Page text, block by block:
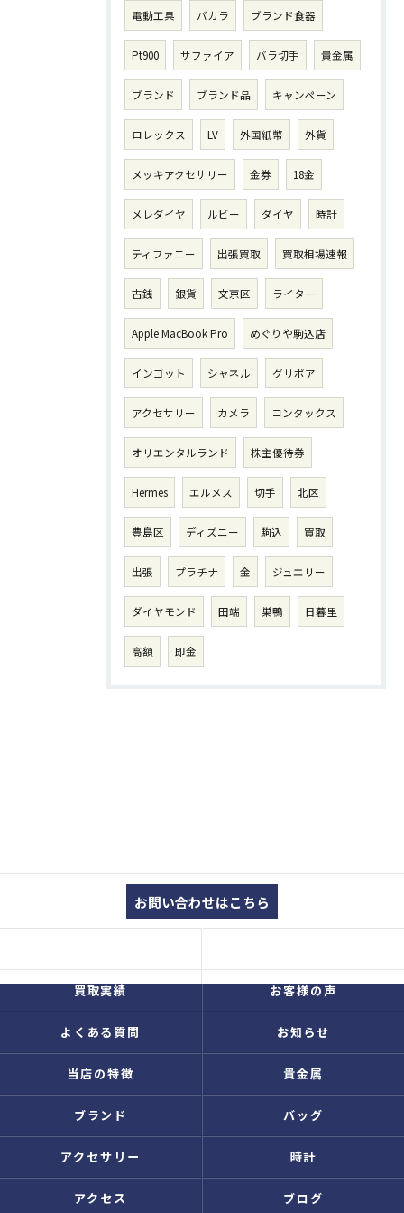
電動工具 バカラ ブランド食器
Pt900 サファイア バラ切手 貴金属
ブランド ブランド品 キャンペーン
ロレックス LV 外国紙幣 外貨
メッキアクセサリー 金券 18金
メレダイヤ ルビー ダイヤ 時計
ティファニー 出張買取 買取相場速報
古銭 銀貨 文京区 ライター
Apple MacBook Pro めぐりや駒込店
インゴット シャネル グリポア
アクセサリー カメラ コンタックス
オリエンタルランド 株主優待券
Hermes エルメス 切手 北区
豊島区 ディズニー 駒込 買取
出張 プラチナ 金 ジュエリー
ダイヤモンド 田端 巣鴨 日暮里
高額 即金
お問い合わせはこちら
買取実績 お客様の声
よくある質問 お知らせ
当店の特徴 貴金属
ブランド バッグ
アクセサリー 時計
アクセス ブログ